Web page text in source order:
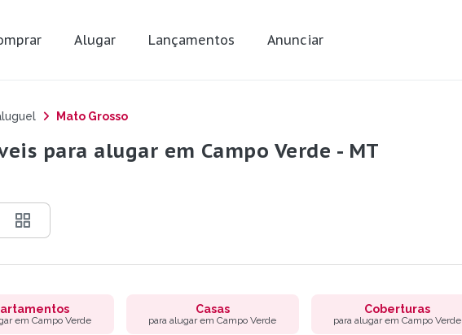
Alugar Lançamentos Anunciar
Mato Grosso
para alugar em Campo Verde - MT
em Campo Verde
Casas
para alugar em Campo Verde
Coberturas
para alugar em Campo Verde